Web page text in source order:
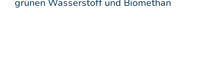
grünen Wasserstoff und Biomethan